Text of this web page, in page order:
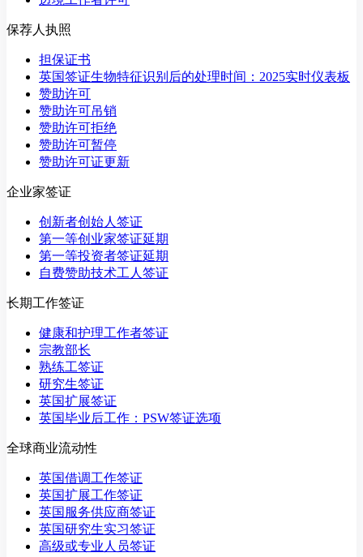
保荐人执照
担保证书
英国签证生物特征识别后的处理时间：2025实时仪表板
赞助许可
赞助许可吊销
赞助许可拒绝
赞助许可暂停
赞助许可证更新
企业家签证
创新者创始人签证
第一等创业家签证延期
第一等投资者签证延期
自费赞助技术工人签证
长期工作签证
健康和护理工作者签证
宗教部长
熟练工签证
研究生签证
英国扩展签证
英国毕业后工作：PSW签证选项
全球商业流动性
英国借调工作签证
英国扩展工作签证
英国服务供应商签证
英国研究生实习签证
高级或专业人员签证